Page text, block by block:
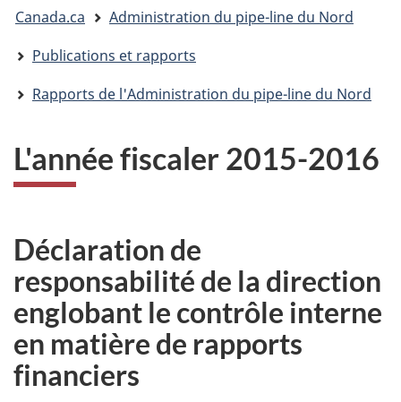
êtes
ici
Canada.ca
Administration du pipe-line du Nord
Publications et rapports
Rapports de l'Administration du pipe-line du Nord
L'année fiscaler 2015-2016
Déclaration de
responsabilité de la direction
englobant le contrôle interne
en matière de rapports
financiers